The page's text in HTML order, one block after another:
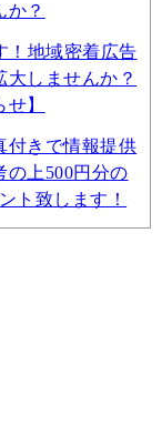
か？
！地域密着広告
大しませんか？
】
付きで情報提供
の上500円分の
ト致します！